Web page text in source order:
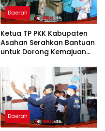
Daerah
Ketua TP PKK Kabupaten
Asahan Serahkan Bantuan
untuk Dorong Kemajuan
Sentang
Daerah